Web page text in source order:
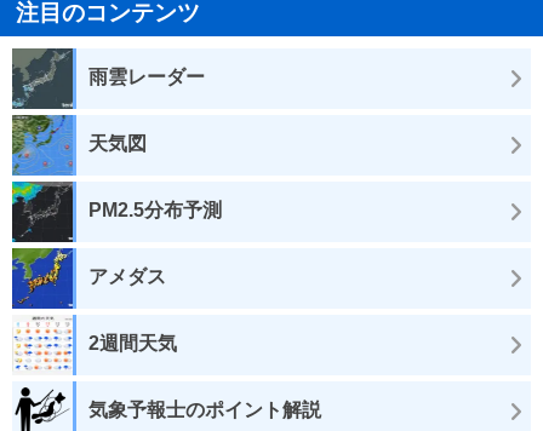
注目のコンテンツ
雨雲レーダー
天気図
PM2.5分布予測
アメダス
2週間天気
気象予報士のポイント解説